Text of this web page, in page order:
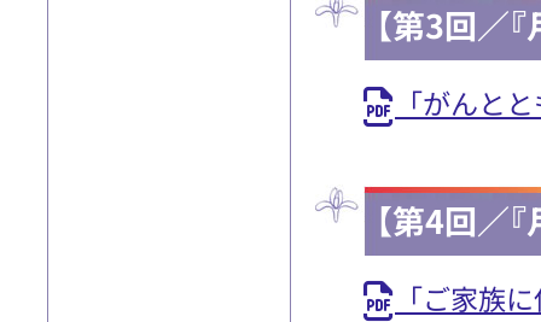
【第3回／
「がんと
【第4回／
「ご家族